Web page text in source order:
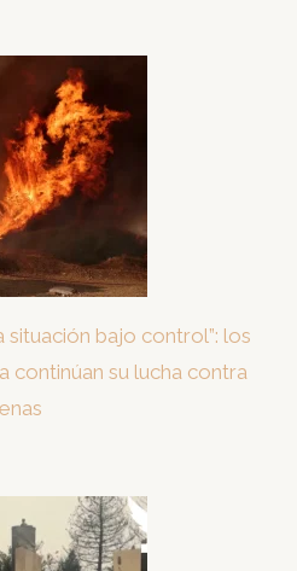
situación bajo control”: los
continúan su lucha contra